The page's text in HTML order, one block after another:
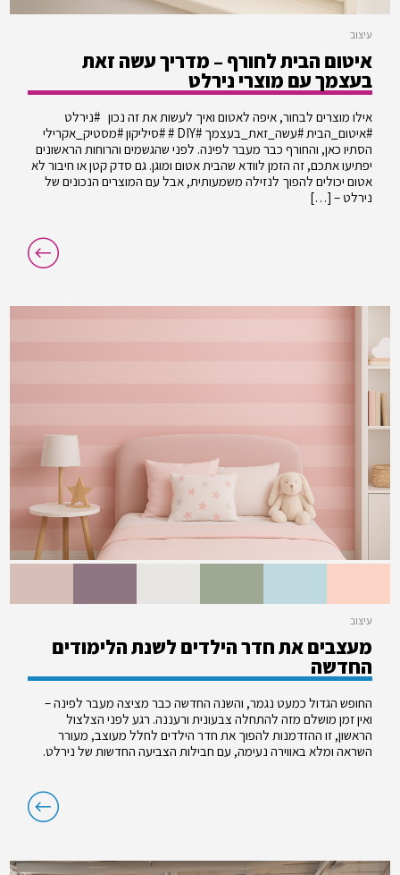
עיצוב
איטום הבית לחורף – מדריך עשה זאת
בעצמך עם מוצרי נירלט
אילו מוצרים לבחור, איפה לאטום ואיך לעשות את זה נכון #נירלט
#איטום_הבית #עשה_זאת_בעצמך #DIY # #סיליקון #מסטיק_אקרילי
הסתיו כאן, והחורף כבר מעבר לפינה. לפני שהגשמים והרוחות הראשונים
יפתיעו אתכם, זה הזמן לוודא שהבית אטום ומוגן. גם סדק קטן או חיבור לא
אטום יכולים להפוך לנזילה משמעותית, אבל עם המוצרים הנכונים של
נירלט – […]
עיצוב
מעצבים את חדר הילדים לשנת הלימודים
החדשה
החופש הגדול כמעט נגמר, והשנה החדשה כבר מציצה מעבר לפינה –
ואין זמן מושלם מזה להתחלה צבעונית ורעננה. רגע לפני הצלצול
הראשון, זו ההזדמנות להפוך את חדר הילדים לחלל מעוצב, מעורר
השראה ומלא באווירה נעימה, עם חבילות הצביעה החדשות של נירלט.